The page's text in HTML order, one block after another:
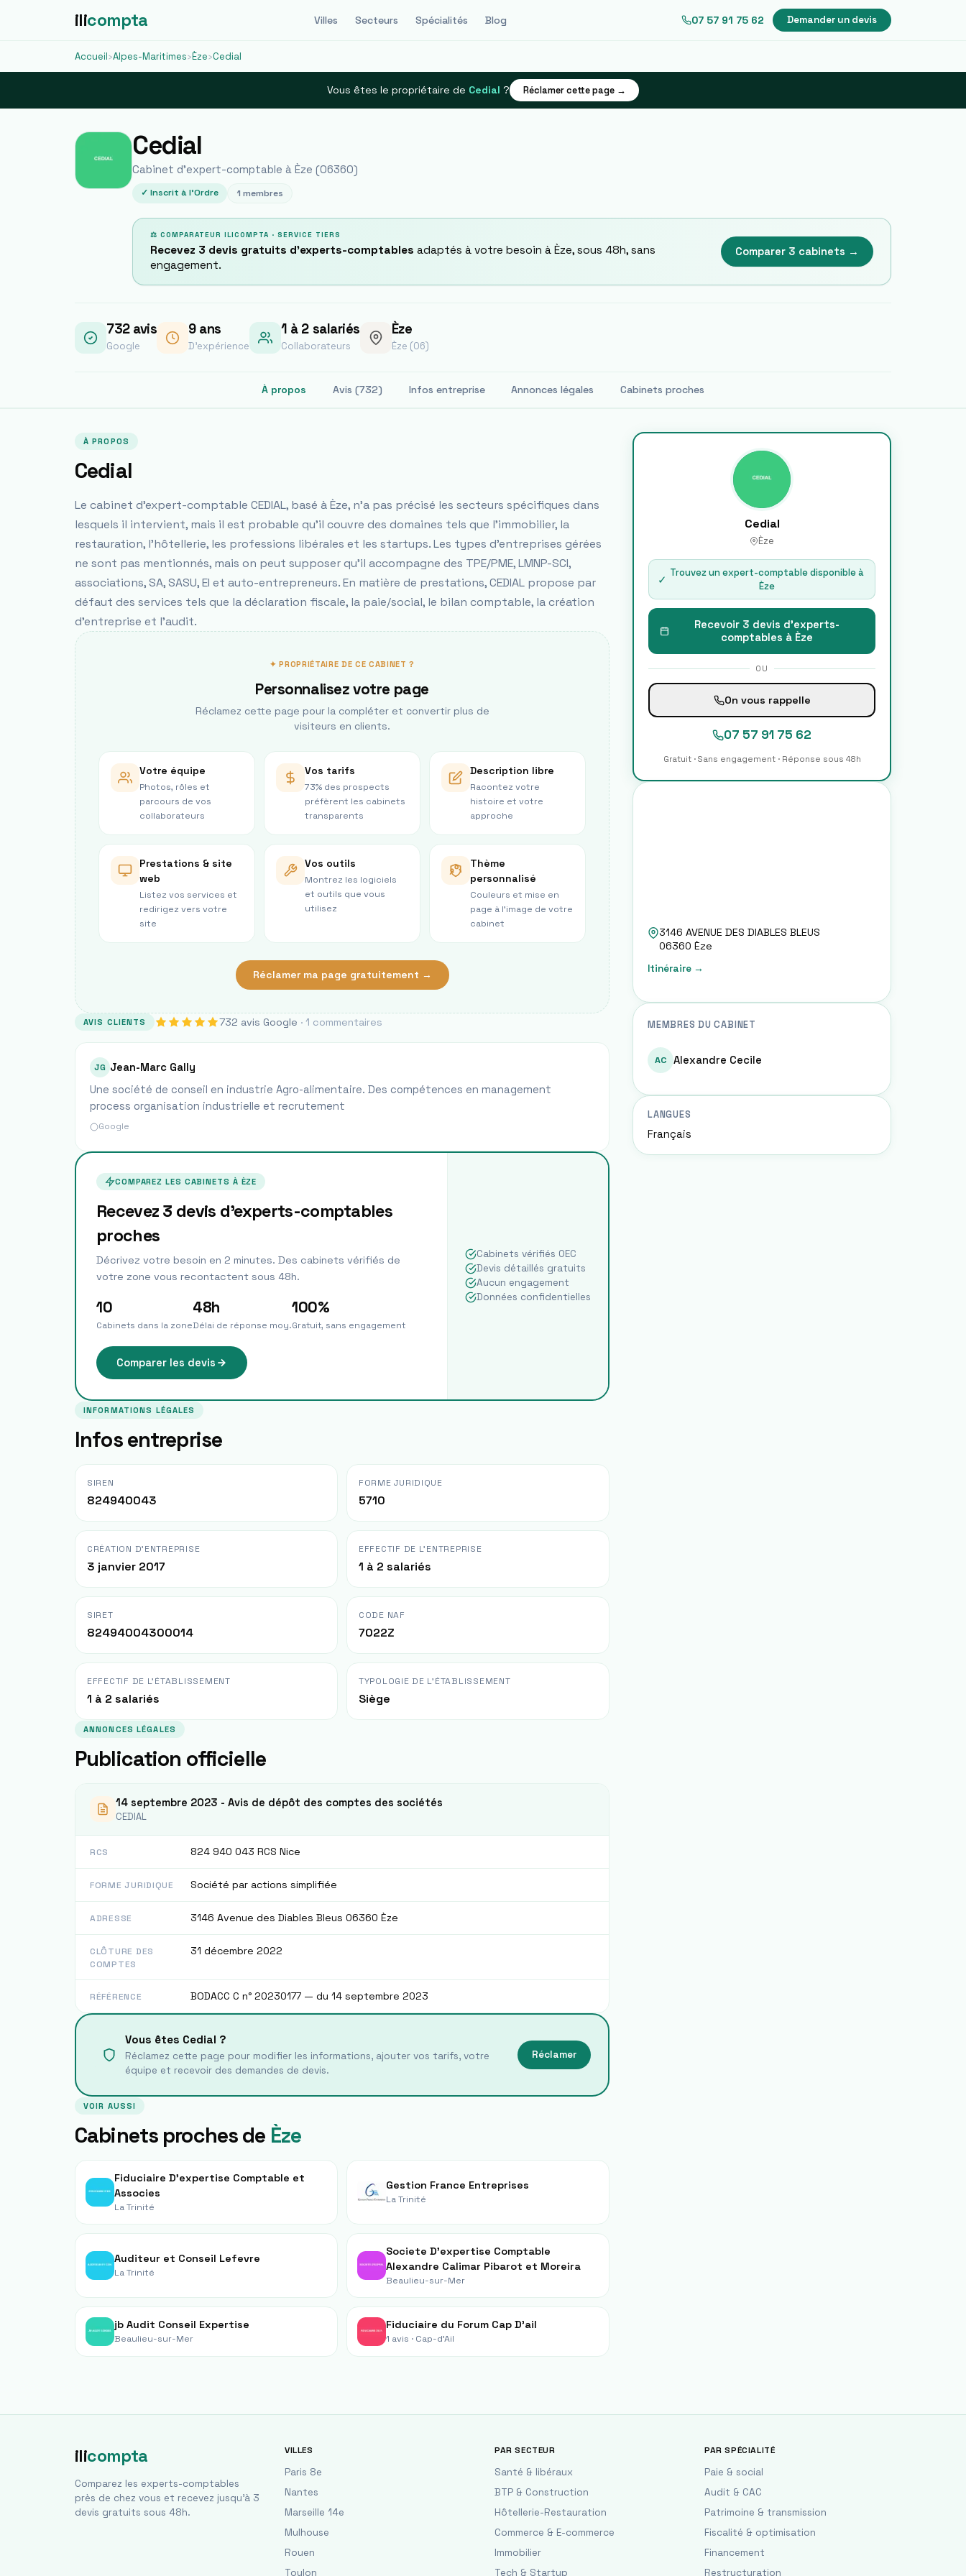
ilicompta Villes Secteurs Spécialités Blog 07 57 91 75 62 Demander un devis
Accueil›Alpes-Maritimes›Èze›Cedial
Vous êtes le propriétaire de Cedial ? Réclamer cette page →
Cedial
Cabinet d'expert-comptable à Èze (06360)
✓ Inscrit à l'Ordre 1 membres
⚖ COMPARATEUR ILICOMPTA · SERVICE TIERS
Recevez 3 devis gratuits d'experts-comptables adaptés à votre besoin à Èze, sous 48h, sans
engagement.
Comparer 3 cabinets →
732avis
Google
9ans
D'expérience
1 à 2 salariés
Collaborateurs
Èze
Èze (06)
À propos Avis (732) Infos entreprise Annonces légales Cabinets proches
À PROPOS
Cedial
Le cabinet d'expert-comptable CEDIAL, basé à Èze, n'a pas précisé les secteurs spécifiques dans
lesquels il intervient, mais il est probable qu'il couvre des domaines tels que l'immobilier, la
restauration, l'hôtellerie, les professions libérales et les startups. Les types d'entreprises gérées
ne sont pas mentionnés, mais on peut supposer qu'il accompagne des TPE/PME, LMNP-SCI,
associations, SA, SASU, EI et auto-entrepreneurs. En matière de prestations, CEDIAL propose par
défaut des services tels que la déclaration fiscale, la paie/social, le bilan comptable, la création
d'entreprise et l'audit.
✦ PROPRIÉTAIRE DE CE CABINET ?
Personnalisez votre page
Réclamez cette page pour la compléter et convertir plus de
visiteurs en clients.
Votre équipe
Photos, rôles et
parcours de vos
collaborateurs
Vos tarifs
73% des prospects
préfèrent les cabinets
transparents
Description libre
Racontez votre
histoire et votre
approche
Prestations & site
web
Listez vos services et
redirigez vers votre
site
Vos outils
Montrez les logiciels
et outils que vous
utilisez
Thème
personnalisé
Couleurs et mise en
page à l’image de votre
cabinet
Réclamer ma page gratuitement →
AVIS CLIENTS 732 avis Google · 1 commentaires
JG Jean-Marc Gally
Une société de conseil en industrie Agro-alimentaire. Des compétences en management
process organisation industrielle et recrutement
Google
COMPAREZ LES CABINETS À ÈZE
Recevez 3 devis d'experts-comptables
proches
Décrivez votre besoin en 2 minutes. Des cabinets vérifiés de
votre zone vous recontactent sous 48h.
10
Cabinets dans la zone
48h
Délai de réponse moy.
100%
Gratuit, sans engagement
Comparer les devis
Cabinets vérifiés OEC
Devis détaillés gratuits
Aucun engagement
Données confidentielles
INFORMATIONS LÉGALES
Infos entreprise
SIREN
824940043
FORME JURIDIQUE
5710
CRÉATION D'ENTREPRISE
3 janvier 2017
EFFECTIF DE L'ENTREPRISE
1 à 2 salariés
SIRET
82494004300014
CODE NAF
7022Z
EFFECTIF DE L'ÉTABLISSEMENT
1 à 2 salariés
TYPOLOGIE DE L'ÉTABLISSEMENT
Siège
ANNONCES LÉGALES
Publication officielle
14 septembre 2023 - Avis de dépôt des comptes des sociétés
CEDIAL
RCS 824 940 043 RCS Nice
FORME JURIDIQUE Société par actions simplifiée
ADRESSE 3146 Avenue des Diables Bleus 06360 Èze
CLÔTURE DES
COMPTES
31 décembre 2022
RÉFÉRENCE BODACC C n° 20230177 — du 14 septembre 2023
Vous êtes Cedial ?
Réclamez cette page pour modifier les informations, ajouter vos tarifs, votre
équipe et recevoir des demandes de devis.
Réclamer
VOIR AUSSI
Cabinets proches de Èze
Fiduciaire D’expertise Comptable et
Associes
La Trinité
Gestion France Entreprises
La Trinité
Auditeur et Conseil Lefevre
La Trinité
Societe D'expertise Comptable
Alexandre Calimar Pibarot et Moreira
Beaulieu-sur-Mer
jb Audit Conseil Expertise
Beaulieu-sur-Mer
Fiduciaire du Forum Cap D'ail
1 avis · Cap-d'Ail
Cedial
Èze
✓ Trouvez un expert-comptable disponible à
Èze
Recevoir 3 devis d'experts-
comptables à Èze
OU
On vous rappelle
07 57 91 75 62
Gratuit · Sans engagement · Réponse sous 48h
3146 AVENUE DES DIABLES BLEUS
06360 Èze
Itinéraire →
MEMBRES DU CABINET
AC Alexandre Cecile
LANGUES
Français
ilicompta
Comparez les experts-comptables
près de chez vous et recevez jusqu'à 3
devis gratuits sous 48h.
VILLES
Paris 8e
Nantes
Marseille 14e
Mulhouse
Rouen
Toulon
PAR SECTEUR
Santé & libéraux
BTP & Construction
Hôtellerie-Restauration
Commerce & E-commerce
Immobilier
Tech & Startup
PAR SPÉCIALITÉ
Paie & social
Audit & CAC
Patrimoine & transmission
Fiscalité & optimisation
Financement
Restructuration